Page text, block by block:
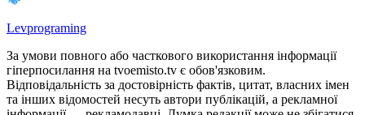
Levprograming
За умови повного або часткового використання iнформацiї
гіперпосилання на tvoemisto.tv є обов'язковим.
Відповідальність за достовірність фактів, цитат, власних імен
та інших відомостей несуть автори публікацій, а рекламної